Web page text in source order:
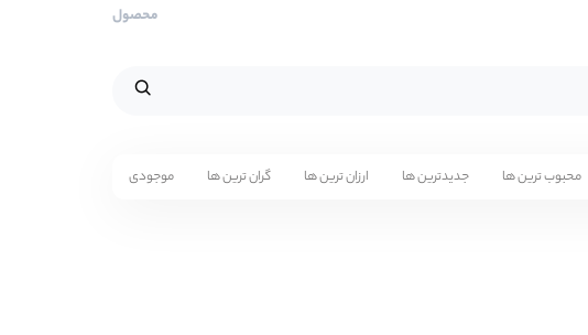
محصول
محبوب ترین ها جدیدترین ها ارزان ترین ها گران ترین ها موجودی